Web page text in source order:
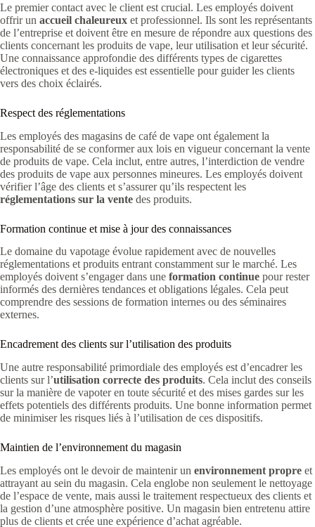
Le premier contact avec le client est crucial. Les employés doivent
offrir un accueil chaleureux et professionnel. Ils sont les représentants
de l’entreprise et doivent être en mesure de répondre aux questions des
clients concernant les produits de vape, leur utilisation et leur sécurité.
Une connaissance approfondie des différents types de cigarettes
électroniques et des e-liquides est essentielle pour guider les clients
vers des choix éclairés.
Respect des réglementations
Les employés des magasins de café de vape ont également la
responsabilité de se conformer aux lois en vigueur concernant la vente
de produits de vape. Cela inclut, entre autres, l’interdiction de vendre
des produits de vape aux personnes mineures. Les employés doivent
vérifier l’âge des clients et s’assurer qu’ils respectent les
réglementations sur la vente des produits.
Formation continue et mise à jour des connaissances
Le domaine du vapotage évolue rapidement avec de nouvelles
réglementations et produits entrant constamment sur le marché. Les
employés doivent s’engager dans une formation continue pour rester
informés des dernières tendances et obligations légales. Cela peut
comprendre des sessions de formation internes ou des séminaires
externes.
Encadrement des clients sur l’utilisation des produits
Une autre responsabilité primordiale des employés est d’encadrer les
clients sur l’utilisation correcte des produits. Cela inclut des conseils
sur la manière de vapoter en toute sécurité et des mises gardes sur les
effets potentiels des différents produits. Une bonne information permet
de minimiser les risques liés à l’utilisation de ces dispositifs.
Maintien de l’environnement du magasin
Les employés ont le devoir de maintenir un environnement propre et
attrayant au sein du magasin. Cela englobe non seulement le nettoyage
de l’espace de vente, mais aussi le traitement respectueux des clients et
la gestion d’une atmosphère positive. Un magasin bien entretenu attire
plus de clients et crée une expérience d’achat agréable.